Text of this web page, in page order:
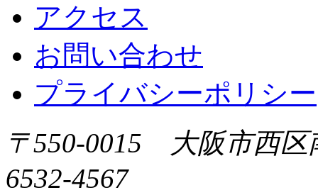
アクセス
お問い合わせ
プライバシーポリシー
〒550-0015 大阪市西
6532-4567